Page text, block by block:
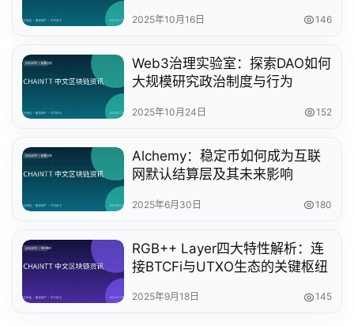
2025年10月16日 146
Web3治理实验室：探索DAO如何
大规模研究政治制度与行为
2025年10月24日 152
Alchemy：稳定币如何成为互联
网默认结算层及其未来影响
2025年6月30日 180
RGB++ Layer四大特性解析：连
接BTCFi与UTXO生态的关键枢纽
2025年9月18日 145